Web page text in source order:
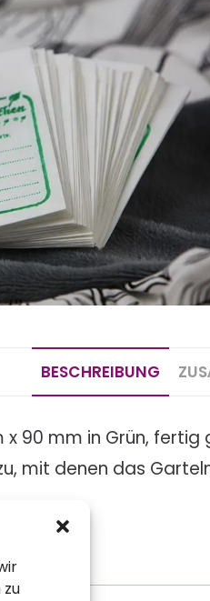
BESCHREIBUNG
90 mm in Grün,
mit denen das